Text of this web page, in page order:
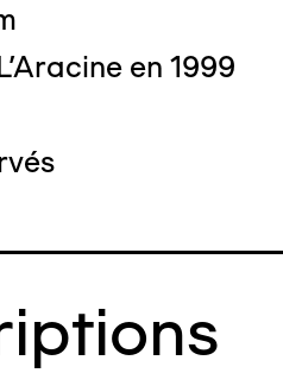
en 1999